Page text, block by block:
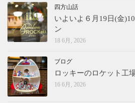
四方山話
いよいよ６月19日(金
ン
18 6月, 2026
ブログ
ロッキーのロケット工
16 6月, 2026